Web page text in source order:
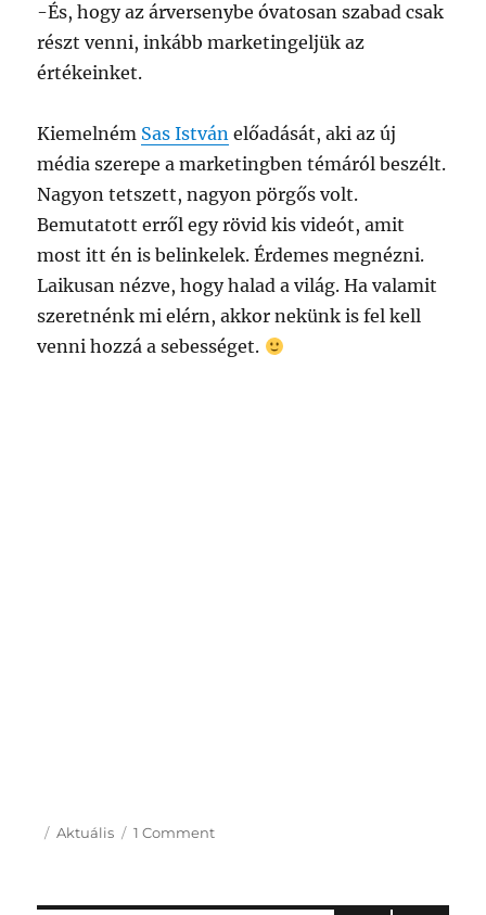
-És, hogy az árversenybe óvatosan szabad csak
részt venni, inkább marketingeljük az
értékeinket.
Kiemelném Sas István előadását, aki az új
média szerepe a marketingben témáról beszélt.
Nagyon tetszett, nagyon pörgős volt.
Bemutatott erről egy rövid kis videót, amit
most itt én is belinkelek. Érdemes megnézni.
Laikusan nézve, hogy halad a világ. Ha valamit
szeretnénk mi elérn, akkor nekünk is fel kell
venni hozzá a sebességet.
Posted
Categories
Aktuális 1 Commenton